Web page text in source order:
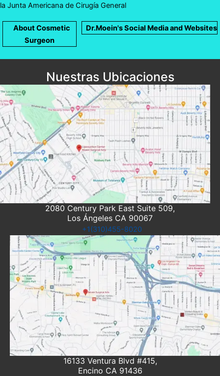
la Junta Americana de Cirugía General
About Cosmetic
Surgeon
Dr.Moein's Social Media and Websites
Nuestras Ubicaciones
2080 Century Park East Suite 509,
Los Ángeles CA 90067
+1(310)455-8020
16133 Ventura Blvd #415,
Encino CA 91436